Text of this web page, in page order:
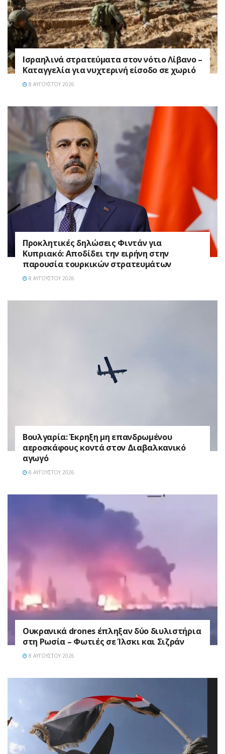
Ισραηλινά στρατεύματα στον νότιο Λίβανο –
Καταγγελία για νυχτερινή είσοδο σε χωριό
8 ΑΥΓΟΎΣΤΟΥ 2026
Προκλητικές δηλώσεις Φιντάν για
Κυπριακό: Αποδίδει την ειρήνη στην
παρουσία τουρκικών στρατευμάτων
8 ΑΥΓΟΎΣΤΟΥ 2026
Βουλγαρία: Έκρηξη μη επανδρωμένου
αεροσκάφους κοντά στον Διαβαλκανικό
αγωγό
8 ΑΥΓΟΎΣΤΟΥ 2026
Ουκρανικά drones έπληξαν δύο διυλιστήρια
στη Ρωσία – Φωτιές σε Ίλσκι και Σιζράν
8 ΑΥΓΟΎΣΤΟΥ 2026